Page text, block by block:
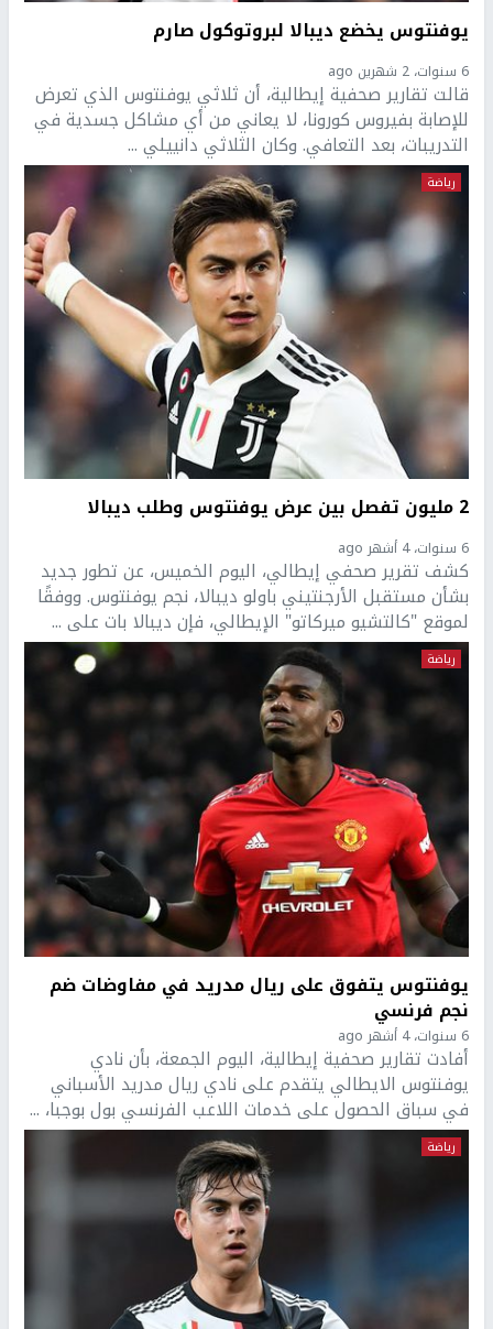
يوفنتوس يخضع ديبالا لبروتوكول صارم
6 سنوات، 2 شهرين ago
قالت تقارير صحفية إيطالية، أن ثلاثي يوفنتوس الذي تعرض
للإصابة بفيروس كورونا، لا يعاني من أي مشاكل جسدية في
التدريبات، بعد التعافي. وكان الثلاثي دانييلي ...
رياضة
2 مليون تفصل بين عرض يوفنتوس وطلب ديبالا
6 سنوات، 4 أشهر ago
كشف تقرير صحفي إيطالي، اليوم الخميس، عن تطور جديد
بشأن مستقبل الأرجنتيني باولو ديبالا، نجم يوفنتوس. ووفقًا
لموقع "كالتشيو ميركاتو" الإيطالي، فإن ديبالا بات على ...
رياضة
يوفنتوس يتفوق على ريال مدريد في مفاوضات ضم
نجم فرنسي
6 سنوات، 4 أشهر ago
أفادت تقارير صحفية إيطالية، اليوم الجمعة، بأن نادي
يوفنتوس الايطالي يتقدم على نادي ريال مدريد الأسباني
في سباق الحصول على خدمات اللاعب الفرنسي بول بوجبا، ...
رياضة